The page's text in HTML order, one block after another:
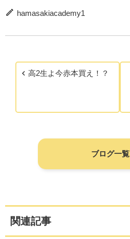
hamasakiacademy1
高2生よ今赤本買え！？
ブログ一覧
関連記事